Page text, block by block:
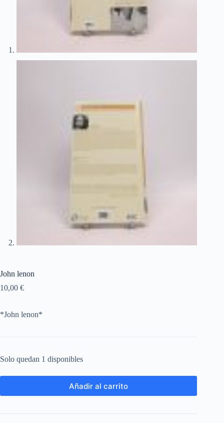
John lenon
10,00 €
*John lenon*
Solo quedan 1 disponibles
Añadir al carrito